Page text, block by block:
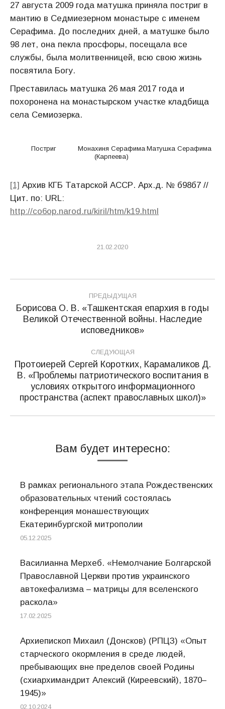
27 августа 2009 года матушка приняла постриг в
мантию в Седмиезерном монастыре с именем
Серафима. До последних дней, а матушке было
98 лет, она пекла просфоры, посещала все
службы, была молитвенницей, всю свою жизнь
посвятила Богу.
Преставилась матушка 26 мая 2017 года и
похоронена на монастырском участке кладбища
села Семиозерка.
Постриг
Монахиня Серафима
(Карпеева)
Матушка Серафима
[1] Архив КГБ Татарской АССР. Арх.д. № б98б7 //
Цит. по: URL:
http://co6op.narod.ru/kiril/htm/k19.html
21.02.2020
Навигация
по
ПРЕДЫДУЩАЯ
Предыдущая
запись:
Борисова О. В. «Ташкентская епархия в годы
Великой Отечественной войны. Наследие
исповедников»
СЛЕДУЮЩАЯ
Следующая
запись:
Протоиерей Сергей Коротких, Карамаликов Д.
В. «Проблемы патриотического воспитания в
условиях открытого информационного
пространства (аспект православных школ)»
Вам будет интересно:
В рамках регионального этапа Рождественских
образовательных чтений состоялась
конференция монашествующих
Екатеринбургской митрополии
05.12.2025
Василианна Мерхеб. «Немолчание Болгарской
Православной Церкви против украинского
автокефализма – матрицы для вселенского
раскола»
17.02.2025
Архиепископ Михаил (Донсков) (РПЦЗ) «Опыт
старческого окормления в среде людей,
пребывающих вне пределов своей Родины
(схиархимандрит Алексий (Киреевский), 1870–
1945)»
02.10.2024